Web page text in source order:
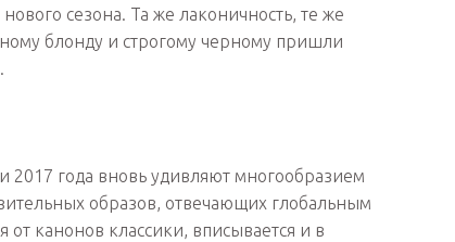
сезона. Та же лаконичность, те же
блонду и строгому черному пришли
2017 года вновь удивляют многообразием
образов, отвечающих глобальным
канонов классики, вписывается и в